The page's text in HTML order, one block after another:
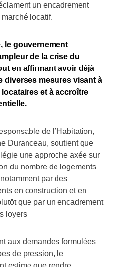
un encadrement
locatif.
le gouvernement
de la crise du
en affirmant avoir déjà
diverses mesures visant à
et à accroître
de l’Habitation,
Duranceau, soutient que
une approche axée sur
du nombre de logements
par des
en construction et en
que par un encadrement
loyers.
aux demandes formulées
de pression, le
estime que rendre